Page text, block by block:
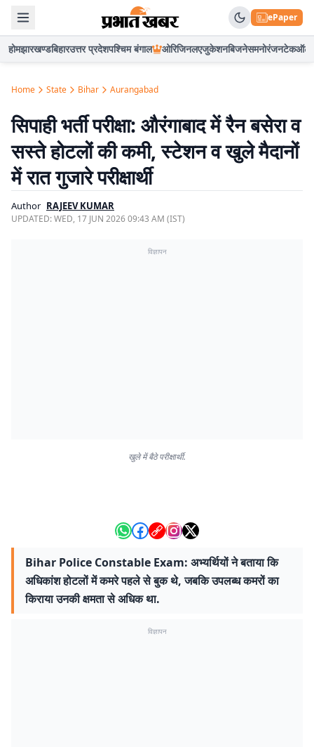
ePaper
होमझारखण्डबिहारउत्तर प्रदेशपश्चिम बंगाल ओरिजिनलएजुकेशनबिजनेसमनोरंजनटेकऑटो
Home State Bihar Aurangabad
सिपाही भर्ती परीक्षा: औरंगाबाद में रैन बसेरा व
सस्ते होटलों की कमी, स्टेशन व खुले मैदानों
में रात गुजारे परीक्षार्थी
Author RAJEEV KUMAR
UPDATED:WED, 17 JUN 2026 09:43 AM (IST)
विज्ञापन
खुले में बैठे परीक्षार्थी.
Bihar Police Constable Exam: अभ्यर्थियों ने बताया कि
अधिकांश होटलों में कमरे पहले से बुक थे, जबकि उपलब्ध कमरों का
किराया उनकी क्षमता से अधिक था.
विज्ञापन